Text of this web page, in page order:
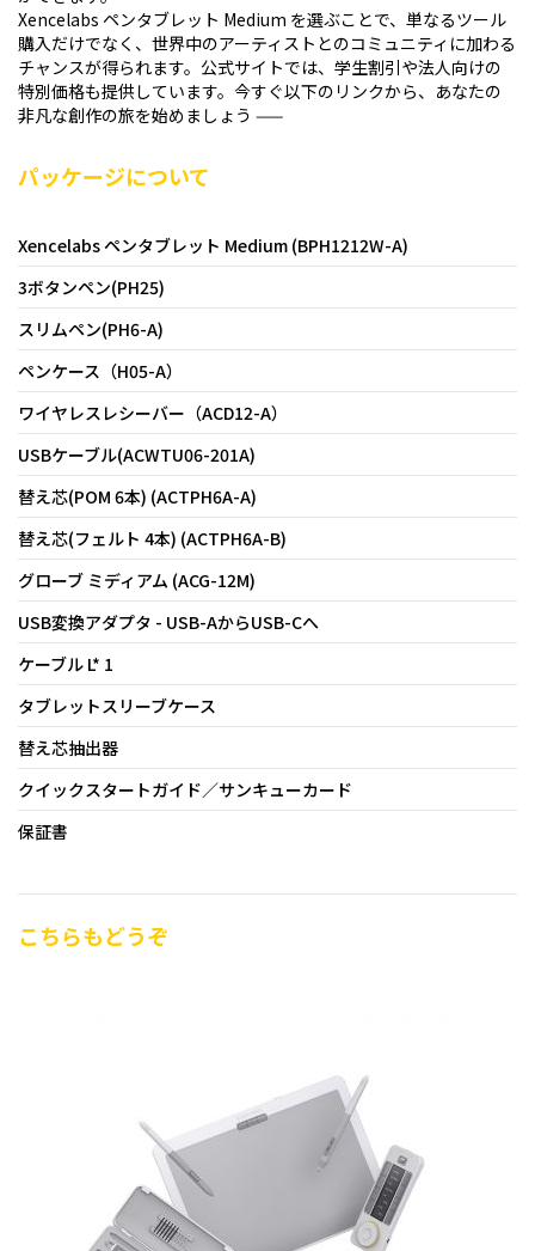
Xencelabs ペンタブレット Medium を選ぶことで、単なるツール
購入だけでなく、世界中のアーティストとのコミュニティに加わる
チャンスが得られます。公式サイトでは、学生割引や法人向けの
特別価格も提供しています。今すぐ以下のリンクから、あなたの
非凡な創作の旅を始めましょう ——
パッケージについて
Xencelabs ペンタブレット Medium (BPH1212W-A)
3ボタンペン(PH25)
スリムペン(PH6-A)
ペンケース（H05-A）
ワイヤレスレシーバー（ACD12-A）
USBケーブル(ACWTU06-201A)
替え芯(POM 6本) (ACTPH6A-A)
替え芯(フェルト 4本) (ACTPH6A-B)
グローブ ミディアム (ACG-12M)
USB変換アダプタ - USB-AからUSB-Cへ
ケーブル L* 1
タブレットスリーブケース
替え芯抽出器
クイックスタートガイド／サンキューカード
保証書
こちらもどうぞ